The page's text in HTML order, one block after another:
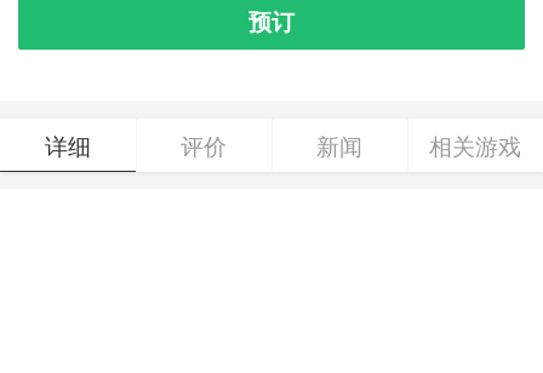
预订
详细 评价 新闻 相关游戏